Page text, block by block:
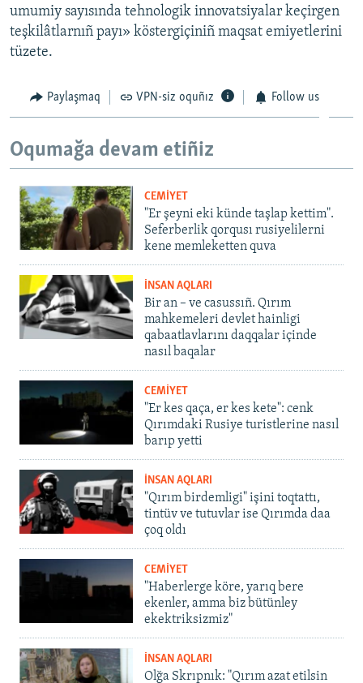
Українською
QOŞULIÑIZ!
umumiy sayısında tehnologik innovatsiyalar keçirgen
teşkilâtlarnıñ payı» köstergiçiniñ maqsat emiyetlerini
tüzete.
Paylaşmaq VPN-siz oquñız Follow us
Oqumağa devam etiñiz
CEMİYET
"Er şeyni eki künde taşlap kettim".
Seferberlik qorqusı rusiyelilerni
kene memleketten quva
İNSAN AQLARI
Bir an – ve casussıñ. Qırım
mahkemeleri devlet hainligi
qabaatlavlarını daqqalar içinde
nasıl baqalar
CEMİYET
"Er kes qaça, er kes kete": cenk
Qırımdaki Rusiye turistlerine nasıl
barıp yetti
İNSAN AQLARI
"Qırım birdemligi" işini toqtattı,
tintüv ve tutuvlar ise Qırımda daa
çoq oldı
CEMİYET
"Haberlerge köre, yarıq bere
ekenler, amma biz bütünley
ekektriksizmiz"
İNSAN AQLARI
Olğa Skrıpnık: "Qırım azat etilsin